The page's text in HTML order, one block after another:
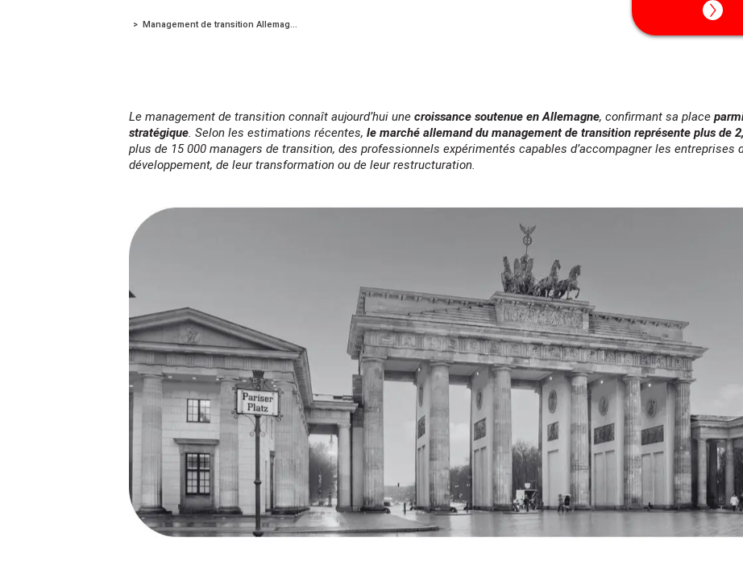
Management de transition Allemagne
Le management de transition connaît aujourd’hui une croissance soutenue en Allemagne, confirmant sa place
stratégique. Selon les estimations récentes, le marché allemand du management de transition représente plus de
plus de 15 000 managers de transition, des professionnels expérimentés capables d’accompagner les entreprises
développement, de leur transformation ou de leur restructuration.